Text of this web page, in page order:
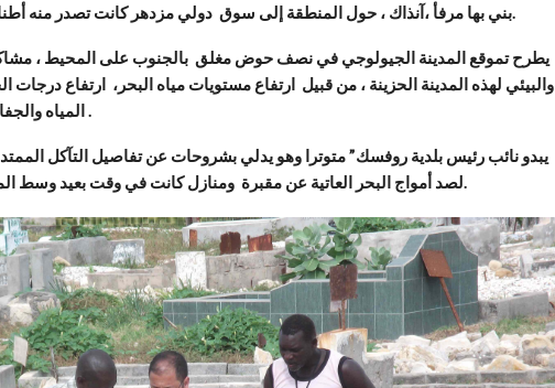
بني بها مرفأ ،آنذاك ، حول المنطقة إلى سوق دولي مزدهر كانت تصدر منه أطنان هائلة من الفول السوداني إلى أوروبا.
يطرح تموقع المدينة الجيولوجي في نصف حوض مغلق بالجنوب على المحيط ،
والبيئي لهذه المدينة الحزينة ، من قبيل ارتفاع مستويات مياه البحر، ارتفاع
المياه والجفاف وتآكل كبير للسواحل وتملح الأراضي .
يبدو نائب رئيس بلدية روفسك” متوترا وهو يدلي بشروحات عن تفاصيل التآكل
لصد أمواج البحر العاتية عن مقبرة ومنازل كانت في وقت بعيد وسط المدينة لتصبح الآن وجها لوجه أمام البحر.